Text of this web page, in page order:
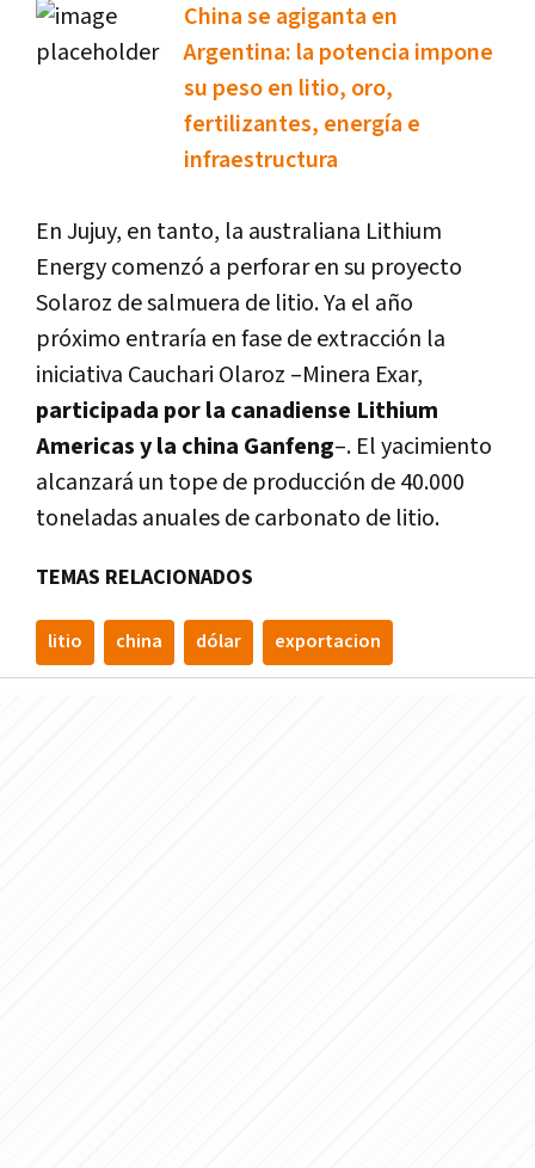
China se agiganta en
Argentina: la potencia impone
su peso en litio, oro,
fertilizantes, energía e
infraestructura
En Jujuy, en tanto, la australiana Lithium
Energy comenzó a perforar en su proyecto
Solaroz de salmuera de litio. Ya el año
próximo entraría en fase de extracción la
iniciativa Cauchari Olaroz –Minera Exar,
participada por la canadiense Lithium
Americas y la china Ganfeng–. El yacimiento
alcanzará un tope de producción de 40.000
toneladas anuales de carbonato de litio.
TEMAS RELACIONADOS
litio china dólar exportacion